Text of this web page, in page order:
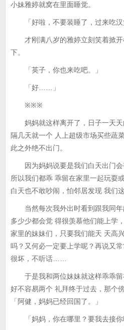
小妹雅婷就窝在里面睡觉。
「好啦，不要装睡了，过来吃汉
才刚满八岁的雅婷立刻笑着掀开
下。
「英子，你也来吃吧。」
「好……」
※※※
妈妈就这样离开了，日子一天天
隔几天就一个 人上超级市场买些蔬
此之外绝不出门。
因为妈妈说要是我们白天出门会
所以我们都乖 乖留在家里一起玩耍
白天也不敢吵闹，怕邻居发现 我们
当然每次我外出时看到跟我同年
多少少都会觉 得很羡慕他们能上学
家里的妹妹们，只要我们能天 天高
吗？又何必一定要上学呢？再说又
很坏，不听话……
于是我和两位妹妹就这样乖乖留
好不容易两个 礼拜终于过去，那个
「阿健，妈妈已经回国了。」
「妈妈，你在哪里？要我去接你